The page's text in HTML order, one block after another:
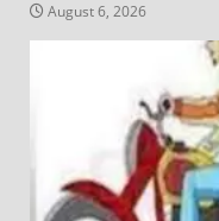
August 6, 2026